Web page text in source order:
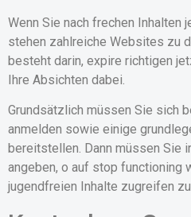
Wenn Sie nach frechen Inhalten
stehen zahlreiche Websites zu
besteht darin, expire richtigen
Ihre Absichten dabei.
Grundsätzlich müssen Sie sich
anmelden sowie einige
bereitstellen. Dann müssen Sie
angeben, o auf stop functioning
jugendfreien Inhalte zugreifen